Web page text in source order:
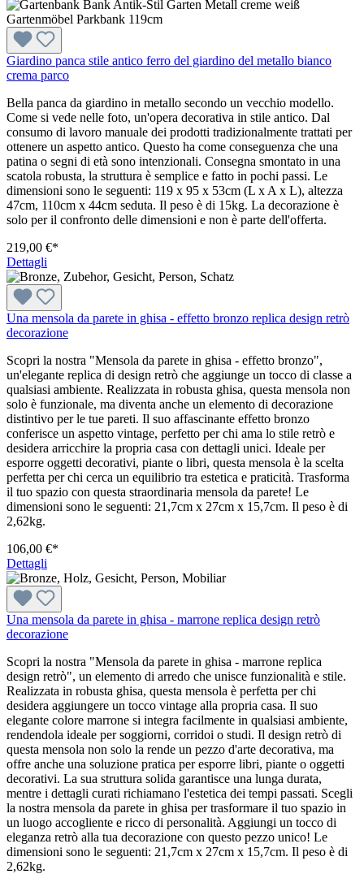
Giardino panca stile antico ferro del giardino del metallo bianco
crema parco
Bella panca da giardino in metallo secondo un vecchio modello.
Come si vede nelle foto, un'opera decorativa in stile antico. Dal
consumo di lavoro manuale dei prodotti tradizionalmente trattati per
ottenere un aspetto antico. Questo ha come conseguenza che una
patina o segni di età sono intenzionali. Consegna smontato in una
scatola robusta, la struttura è semplice e fatto in pochi passi. Le
dimensioni sono le seguenti: 119 x 95 x 53cm (L x A x L), altezza
47cm, 110cm x 44cm seduta. Il peso è di 15kg. La decorazione è
solo per il confronto delle dimensioni e non è parte dell'offerta.
219,00 €*
Dettagli
Una mensola da parete in ghisa - effetto bronzo replica design retrò
decorazione
Scopri la nostra "Mensola da parete in ghisa - effetto bronzo",
un'elegante replica di design retrò che aggiunge un tocco di classe a
qualsiasi ambiente. Realizzata in robusta ghisa, questa mensola non
solo è funzionale, ma diventa anche un elemento di decorazione
distintivo per le tue pareti. Il suo affascinante effetto bronzo
conferisce un aspetto vintage, perfetto per chi ama lo stile retrò e
desidera arricchire la propria casa con dettagli unici. Ideale per
esporre oggetti decorativi, piante o libri, questa mensola è la scelta
perfetta per chi cerca un equilibrio tra estetica e praticità. Trasforma
il tuo spazio con questa straordinaria mensola da parete! Le
dimensioni sono le seguenti: 21,7cm x 27cm x 15,7cm. Il peso è di
2,62kg.
106,00 €*
Dettagli
Una mensola da parete in ghisa - marrone replica design retrò
decorazione
Scopri la nostra "Mensola da parete in ghisa - marrone replica
design retrò", un elemento di arredo che unisce funzionalità e stile.
Realizzata in robusta ghisa, questa mensola è perfetta per chi
desidera aggiungere un tocco vintage alla propria casa. Il suo
elegante colore marrone si integra facilmente in qualsiasi ambiente,
rendendola ideale per soggiorni, corridoi o studi. Il design retrò di
questa mensola non solo la rende un pezzo d'arte decorativa, ma
offre anche una soluzione pratica per esporre libri, piante o oggetti
decorativi. La sua struttura solida garantisce una lunga durata,
mentre i dettagli curati richiamano l'estetica dei tempi passati. Scegli
la nostra mensola da parete in ghisa per trasformare il tuo spazio in
un luogo accogliente e ricco di personalità. Aggiungi un tocco di
eleganza retrò alla tua decorazione con questo pezzo unico! Le
dimensioni sono le seguenti: 21,7cm x 27cm x 15,7cm. Il peso è di
2,62kg.